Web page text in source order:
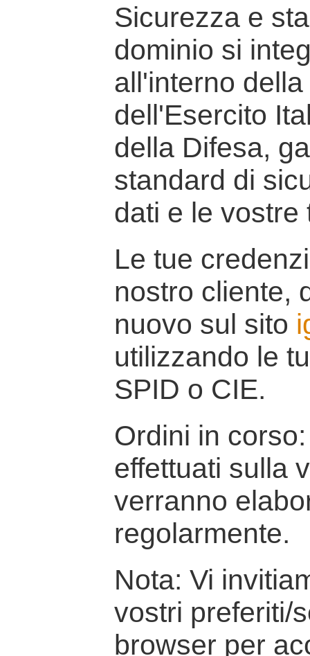
Sicurezza e
dominio si
all'interno
dell'Esercito
della Difesa,
standard di
dati e le vostre
Le tue
nostro cliente,
nuovo sul sito
utilizzando le
SPID o CIE.
Ordini in
effettuati sulla
verranno
regolarmente.
Nota: Vi
vostri preferiti/
browser per